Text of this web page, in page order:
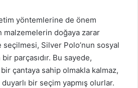
yöntemlerine de önem
malzemelerin doğaya zarar
Silver Polo’nun sosyal
parçasıdır. Bu sayede,
bir çantaya sahip olmakla kalmaz,
bir seçim yapmış olurlar.